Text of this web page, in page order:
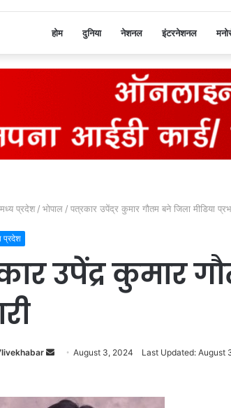
होम दुनिया नेशनल इंटरनेशनल
मध्य प्रदेश / भोपाल / पत्रकार उपेंद्र कुमार गौतम बने जिला मीडिया
प्रदेश
उपेंद्र कुमार
SendAugust 3, 2024 Last Updated: August